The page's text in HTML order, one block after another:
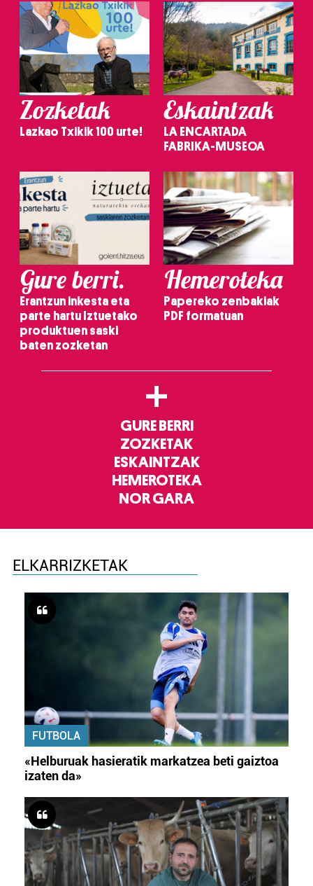
Zozketak
Lazkao Txikik 100 urte!
Eskaintzak
LA ENCARTADA
FABRIKA-MUSEOA
Gure berri.
Erantzun inkesta eta
parte hartu Iztuetako
produktuen saski
baten zozketan
Hemeroteka
Papereko zenbakiak
PDF formatuan
+
GURE BERRI
ZOZKETAK
ESKAINTZAK
HEMEROTEKA
NOR GARA
ELKARRIZKETAK
FUTBOLA
«Helburuak hasieratik markatzea beti gaiztoa
izaten da»